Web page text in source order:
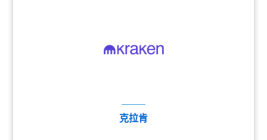
克拉肯